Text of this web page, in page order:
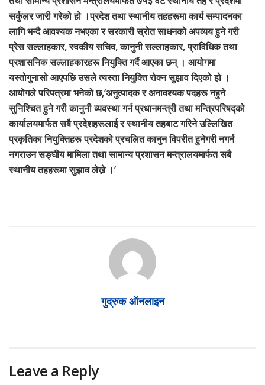
सर्कुलर जारी गरेको हो ।प्रदेश तथा स्थानीय तहहरूमा कार्य सम्पादनका
लागि भन्दै आवश्यक नभएका र सरकारी स्रोत साधनको अपव्यय हुने गरी
प्रेस सल्लाहकार, स्वकीय सचिव, कानुनी सल्लाहकार, प्राविधिक तथा
प्रशासनिक सल्लाहकारहरू नियुक्ति गर्दै आएका छन् । आयोगमा
यस्तोगुनासो आएपछि उसले त्यस्ता नियुक्ति रोक्न सुझाव दिएको हो ।
आयोगले परिपत्रमा भनेको छ,‘अनुत्पादक र अनावश्यक पदहरू नहुने
सुनिश्चित हुने गरी कानुनी व्यवस्था गर्न प्रधानमन्त्री तथा मन्त्रिपरिषद्को
कार्यालयमार्फत सबै प्रदेशहरूलाई र स्थानीय तहबाट गरिने उल्लिखित
प्रकृतिका नियुक्तिहरू प्रदेशको प्रचलित कानुन विपरीत हुनेगरी नगर्न
नगराउन सङ्घीय मामिला तथा सामान्य प्रशासन मन्त्रालयमार्फत सबै
स्थानीय तहहरूमा सुझाव लेख्ने ।’
गुद्रुक ऑनलाइन
Leave a Reply